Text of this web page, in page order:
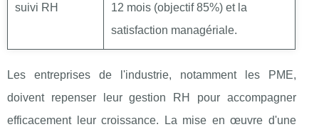
suivi RH
12 mois (objectif 85%) et la
satisfaction managériale.
Les entreprises de l'industrie, notamment les PME,
doivent repenser leur gestion RH pour accompagner
efficacement leur croissance. La mise en œuvre d'une